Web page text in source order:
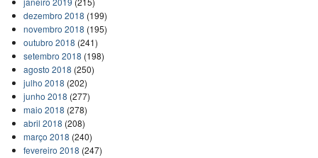
dezembro 2018 (199)
novembro 2018 (195)
outubro 2018 (241)
setembro 2018 (198)
agosto 2018 (250)
julho 2018 (202)
junho 2018 (277)
maio 2018 (278)
abril 2018 (208)
março 2018 (240)
fevereiro 2018 (247)